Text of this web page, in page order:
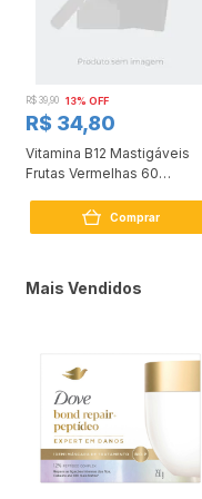
R$ 39,90 13% OFF
R$ 34,80
Vitamina B12 Mastigáveis
Frutas Vermelhas 60
Comprar
Mais Vendidos